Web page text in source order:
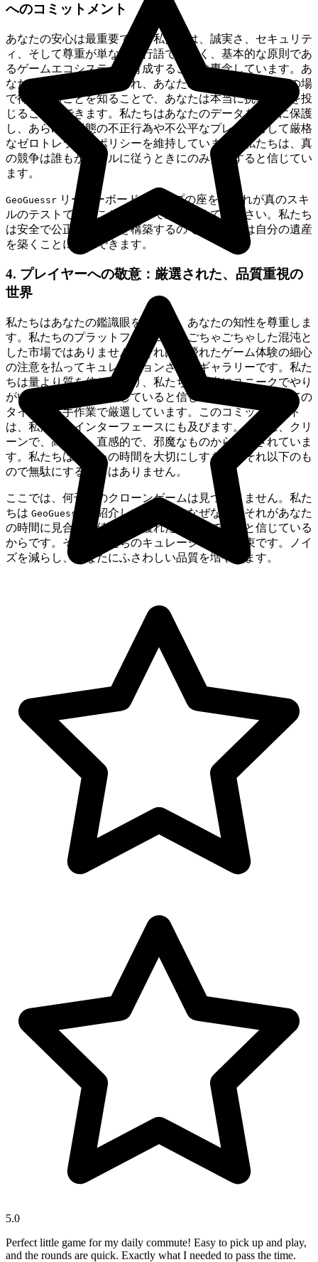
へのコミットメント
あなたの安心は最重要です。私たちは、誠実さ、セキュリテ
ィ、そして尊重が単なる流行語ではなく、基本的な原則であ
るゲームエコシステムを育成することに専念しています。あ
なたの努力が本当に報われ、あなたの成果が公平な競争の場
で得られることを知ることで、あなたは本当に挑戦に身を投
じることができます。私たちはあなたのデータを厳重に保護
し、あらゆる形態の不正行為や不公平なプレイに対して厳格
なゼロトレランスポリシーを維持しています。私たちは、真
の競争は誰もがルールに従うときにのみ繁栄すると信じてい
ます。
GeoGuessr リーダーボードのトップの座を、それが真のスキ
ルのテストであることを知って追い求めてください。私たち
は安全で公正な遊び場を構築するので、あなたは自分の遺産
を築くことに集中できます。
4. プレイヤーへの敬意：厳選された、品質重視の
世界
私たちはあなたの鑑識眼を認識し、あなたの知性を尊重しま
す。私たちのプラットフォームは、ごちゃごちゃした混沌と
した市場ではありません。それは、優れたゲーム体験の細心
の注意を払ってキュレーションされたギャラリーです。私た
ちは量より質を信じており、私たちが本当にユニークでやり
がいのあるものを提供していると信じているため、すべての
タイトルを手作業で厳選しています。このコミットメント
は、私たちのインターフェースにも及びます。それは、クリ
ーンで、高速で、直感的で、邪魔なものから解放されていま
す。私たちはあなたの時間を大切にしすぎて、それ以下のも
ので無駄にすることはありません。
ここでは、何千ものクローンゲームは見つかりません。私た
ちは GeoGuessr
を紹介しています。なぜなら、それがあなた
の時間に見合う価値のある優れたゲームであると信じている
からです。それが私たちのキュレーションの約束です。ノイ
ズを減らし、あなたにふさわしい品質を増やします。
5.0
Perfect little game for my daily commute! Easy to pick up and play,
and the rounds are quick. Exactly what I needed to pass the time.